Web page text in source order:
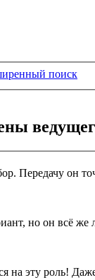
поиск
Передачу он
но он всё же
на эту роль!